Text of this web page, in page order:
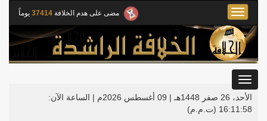
مضى على هدم الخلافة 37414 يوماً
Toggle
navigation
الأحد، 26 صفر 1448هـ | 09 أغسطس 2026م |
الساعة الآن:
16:11:58 (ت.م.م)